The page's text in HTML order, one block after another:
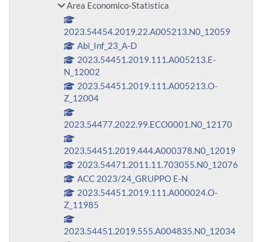
Area Economico-Statistica
2023.54454.2019.22.A005213.N0_12059
Abi_Inf_23_A-D
2023.54451.2019.111.A005213.E-
N_12002
2023.54451.2019.111.A005213.O-
Z_12004
2023.54477.2022.99.ECO0001.N0_12170
2023.54451.2019.444.A000378.N0_12019
2023.54471.2011.11.703055.N0_12076
ACC 2023/24_GRUPPO E-N
2023.54451.2019.111.A000024.O-
Z_11985
2023.54451.2019.555.A004835.N0_12034